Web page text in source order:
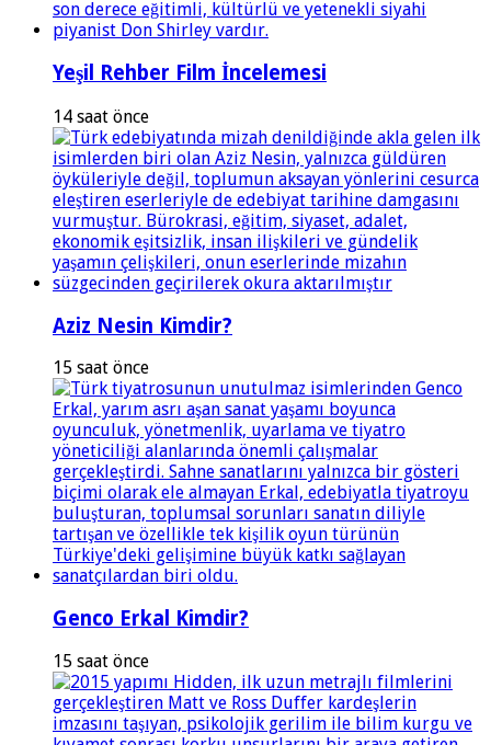
Yeşil Rehber Film İncelemesi
14 saat önce
Aziz Nesin Kimdir?
15 saat önce
Genco Erkal Kimdir?
15 saat önce